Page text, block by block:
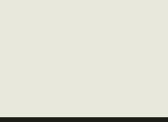
impasse :
Ils décident
drogue